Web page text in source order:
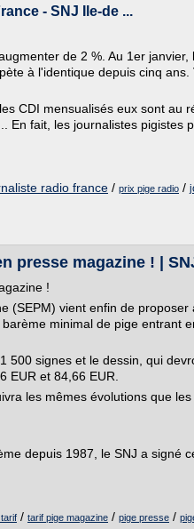
- SNJ Ile-de ...
de 2 %. Au 1er janvier,
à l'identique depuis cinq ans.
CDI mensualisés eux sont au
En fait, les journalistes pigistes
radio france / prix pige radio /
presse magazine ! |
!
(SEPM) vient enfin de proposer
minimal de pige entrant
500 signes et le dessin, qui
EUR et 84,66 EUR.
les mêmes évolutions que
depuis 1987, le SNJ a signé
/ tarif pige magazine / pige presse /